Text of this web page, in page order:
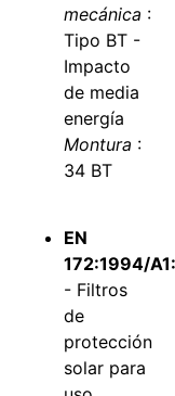
mecánica :
Tipo BT -
Impacto
de media
energía
Montura :
34 BT
EN
172:1994/
- Filtros
de
protección
solar para